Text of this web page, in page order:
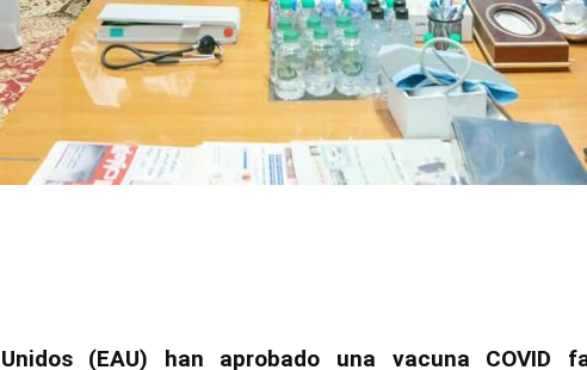
(EAU) han aprobado una vacuna COVID